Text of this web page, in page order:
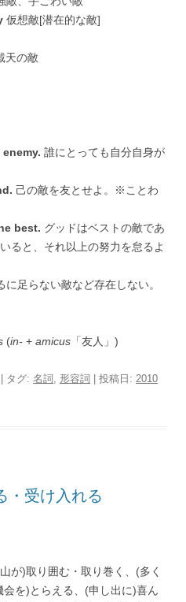
仮想敵[潜在的な敵]
天の敵
誰にとっても自分自身が
己の敵を友とせよ。※ことわ
best. グッドはベストの敵であ
ると、それ以上の努力を怠るよ
に足らない敵など存在しない。
(in- + amicus 「友人」)
| タグ: 名詞 , 形容詞 | 投稿日: 2010
受け入れる
が)取り囲む・取り巻く、(多く
を)とらえる、(申し出に)喜ん